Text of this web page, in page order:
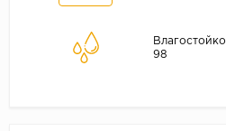
98